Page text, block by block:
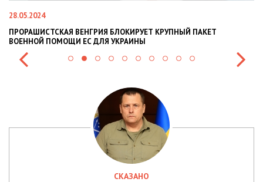
ВЕНГРИЯ БЛОКИРУЕТ КРУПНЫЙ ПАКЕТ
ПОМОЩИ ЕС ДЛЯ УКРАИНЫ
СКАЗАНО